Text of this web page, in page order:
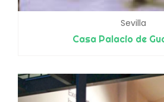
Sevilla
Casa Palacio de